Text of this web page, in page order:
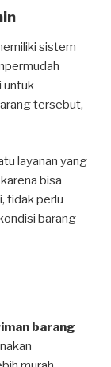
sistem
untuk
tersebut,
layanan yang
bisa
tidak perlu
barang
barang